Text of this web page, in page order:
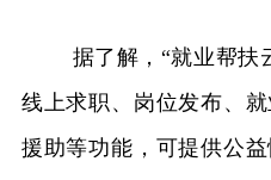
据了解，“就业帮扶云
线上求职、岗位发布、
援助等功能，可提供公